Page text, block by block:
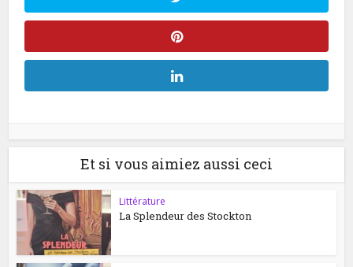
Et si vous aimiez aussi ceci
Littérature
La Splendeur des Stockton